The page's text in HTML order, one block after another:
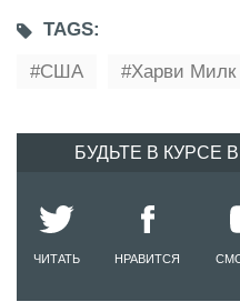
TAGS:
США
Харви Милк
БУДЬТЕ В КУРСЕ
ЧИТАТЬ НРАВИТСЯ